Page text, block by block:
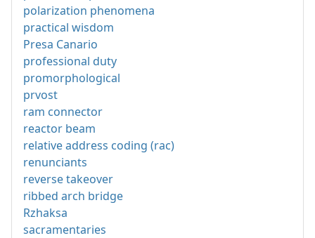
polarization phenomena
practical wisdom
Presa Canario
professional duty
promorphological
prvost
ram connector
reactor beam
relative address coding (rac)
renunciants
reverse takeover
ribbed arch bridge
Rzhaksa
sacramentaries